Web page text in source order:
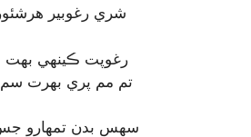
شري رغوبير
رغوپت ڪينهي بهت
تم مم پري بهرت سم
سهس بدن تمهارو